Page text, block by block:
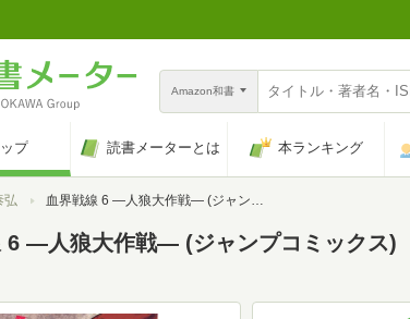
Amazon和書
ップ 読書メーターとは 本ランキング
弘 血界戦線 6 ―人狼大作戦― (ジャンプコミックス)
6 ―人狼大作戦― (ジャンプコミックス)